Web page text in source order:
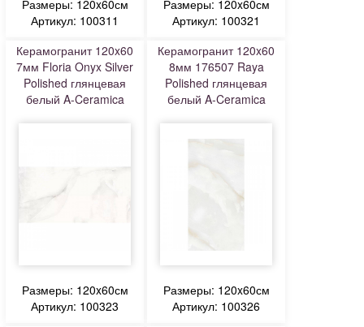
Размеры: 120x60см
Артикул: 100311
Размеры: 120x60см
Артикул: 100321
Керамогранит 120x60
7мм Floria Onyx Silver
Polished глянцевая
белый A-Ceramica
Размеры: 120x60см
Артикул: 100323
Керамогранит 120x60
8мм 176507 Raya
Polished глянцевая
белый A-Ceramica
Размеры: 120x60см
Артикул: 100326